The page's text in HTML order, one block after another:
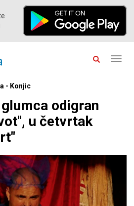
- Konjic
odigran
u četvrtak